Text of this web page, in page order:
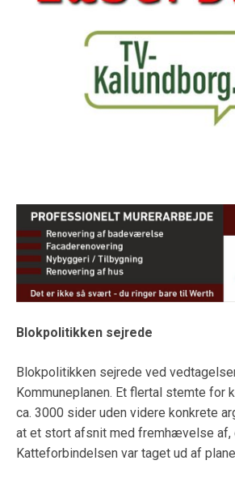
Blokpolitikken sejrede
Blokpolitikken sejrede ved
Kommuneplanen. Et flertal stemte for
ca. 3000 sider uden videre konkrete
at et stort afsnit med fremhævelse af,
Katteforbindelsen var taget ud af